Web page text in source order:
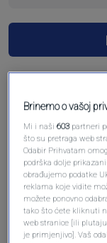
Brinemo o vašoj
Mi i naši603 partneri
što su pretraga web
Odabir Prihvatam
podrška dolje
obrađujemo podatke
reklama koje vidite
možete ponovno
tako što ćete kliknuti
web stranice [ili
je primjenjivo]. Vaš